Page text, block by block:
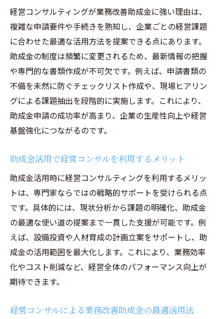
経営コンサルティングが業務改善助成金に強い理由は、
複雑な申請要件や手続きを熟知し、企業ごとの経営課題
に合わせた最適な活用方法を提案できる点にあります。
助成金の制度は頻繁に変更されるため、最新情報の把握
や専門的な書類作成が不可欠です。例えば、申請書類の
不備を未然に防ぐチェックリスト作成や、現場ヒアリン
グによる課題抽出を段階的に実施します。これにより、
助成金申請の成功率が高まり、企業の生産性向上や経営
基盤強化につながるのです。
助成金活用で経営コンサルを利用するメリット
助成金活用時に経営コンサルティングを利用するメリッ
トは、専門家ならではの戦略的サポートを受けられる点
です。具体的には、現状分析から課題の明確化、助成金
の最適な使い道の提案まで一貫した支援が可能です。例
えば、設備投資や人材育成の計画立案をサポートし、助
成金の活用範囲を最大化します。これにより、業務効率
化やコスト削減など、経営全体のパフォーマンス向上が
期待できます。
経営コンサルによる業務改善助成金の最適活用法